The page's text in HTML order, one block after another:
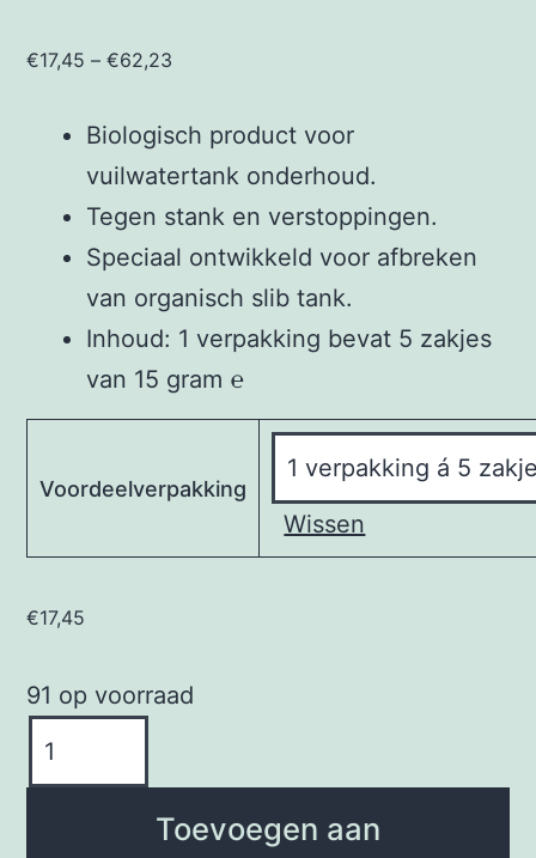
€17,45 –€62,23
Biologisch product voor
vuilwatertank onderhoud.
Tegen stank en verstoppingen.
Speciaal ontwikkeld voor afbreken
van organisch slib tank.
Inhoud: 1 verpakking bevat 5 zakjes
van 15 gram ℮
Voordeelverpakking
Wissen
€17,45
91 op voorraad
Holding
Toevoegen aan